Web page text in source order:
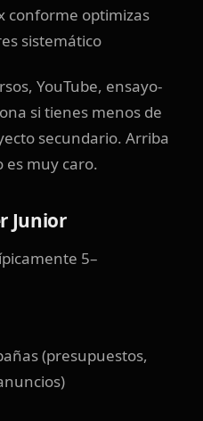
conforme optimizas
sistemático
YouTube, ensayo-
si tienes menos de
secundario. Arriba
es muy caro.
Junior
5–
(presupuestos,